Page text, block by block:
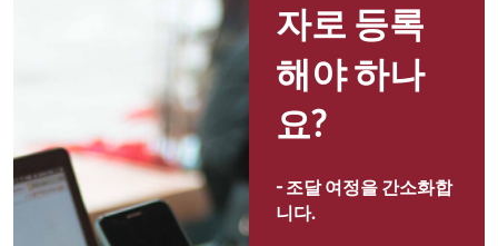
자로 등록
해야 하나
요?
- 조달 여정을 간소화합
니다.